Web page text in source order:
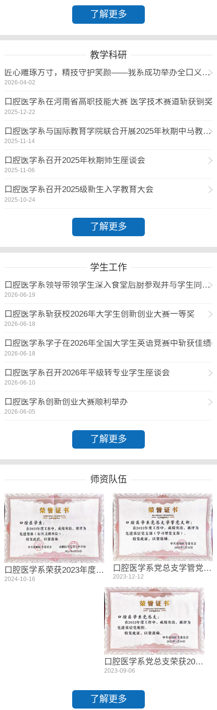
了解更多
教学科研
匠心雕琢方寸，精技守护笑颜——我系成功举办全口义齿排牙学术讲座
2026-04-02
口腔医学系在河南省高职技能大赛 医学技术赛道斩获铜奖
2025-12-22
口腔医学系与国际教育学院联合开展2025年秋期中马教学研讨会
2025-11-14
口腔医学系召开2025年秋期师生座谈会
2025-11-06
口腔医学系召开2025级新生入学教育大会
2025-10-24
了解更多
学生工作
口腔医学系领导带领学生深入食堂后厨参观并与学生同桌共餐
2026-06-19
口腔医学系斩获校2026年大学生创新创业大赛一等奖
2026-06-18
口腔医学系学子在2026年全国大学生英语竞赛中斩获佳绩
2026-06-18
口腔医学系召开2026年平级转专业学生座谈会
2026-06-10
口腔医学系创新创业大赛顺利举办
2026-06-05
了解更多
师资队伍
口腔医学系荣获2023年度先进集体(标兵文明单位)
2024-10-16
口腔医学系党总支学管党支部荣获先进基层党支部（学习型党支部）
2023-12-12
口腔医学系党总支荣获2022年度先进基层党组织
2023-09-06
了解更多